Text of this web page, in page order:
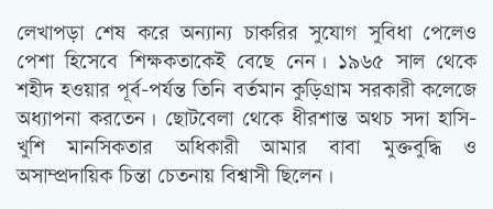
লেখাপড়া শেষ করে অন্যান্য চাকরির সুযোগ সুবিধা পেলেও
পেশা হিসেবে শিক্ষকতাকেই বেছে নেন। ১৯৬৫ সাল থেকে
শহীদ হওয়ার পূর্ব-পর্যন্ত তিনি বর্তমান কুড়িগ্রাম সরকারী কলেজে
অধ্যাপনা করতেন। ছোটবেলা থেকে ধীরশান্ত অথচ সদা হাসি-
খুশি মানসিকতার অধিকারী আমার বাবা মুক্তবুদ্ধি ও
অসাম্প্রদায়িক চিন্তা চেতনায় বিশ্বাসী ছিলেন।